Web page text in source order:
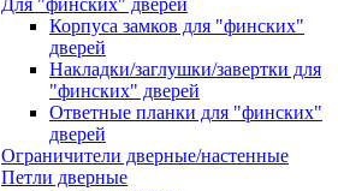
Для "финских" дверей
Корпуса замков для "финских"
дверей
Накладки/заглушки/завертки для
"финских" дверей
Ответные планки для "финских"
дверей
Ограничители дверные/настенные
Петли дверные